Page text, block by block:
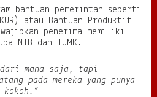
bantuan pemerintah seperti
atau Bantuan Produktif
penerima memiliki
NIB dan IUMK.
dari mana saja, tapi
pada mereka yang punya
kokoh.”